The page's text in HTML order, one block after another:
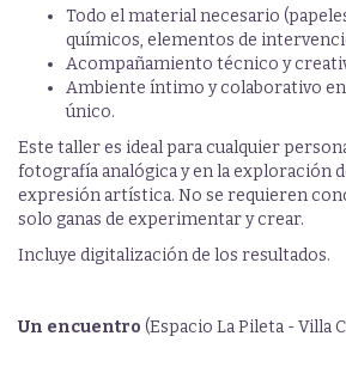
Todo el material necesario
químicos, elementos de
Acompañamiento técnico y
Ambiente íntimo y colaborativo
único.
Este taller es ideal para cualquier
fotografía analógica y en la exploración
expresión artística. No se requieren
solo ganas de experimentar y crear.
Incluye digitalización de los resultados.
Un encuentro (Espacio La Pileta - Villa